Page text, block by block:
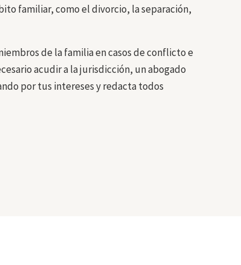
familiar, como el divorcio, la separación,
de la familia en casos de conflicto e
acudir a la jurisdicción, un abogado
por tus intereses y redacta todos